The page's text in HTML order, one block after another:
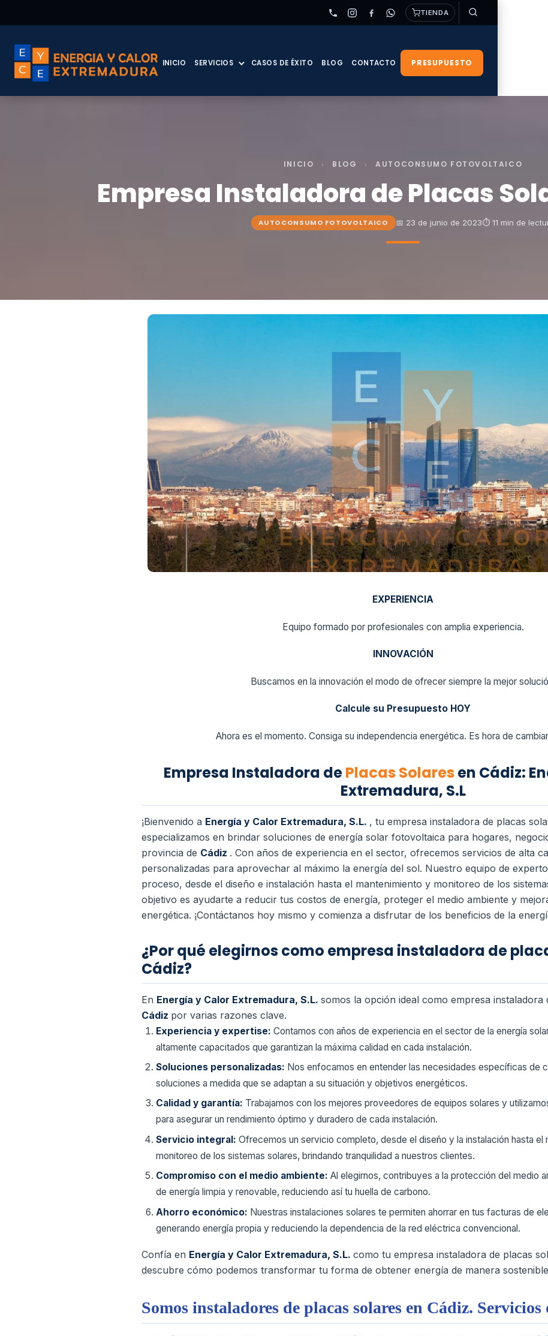
TIENDA
INICIO SERVICIOS CASOS DE ÉXITO BLOG CONTACTO PRESUPUESTO
INICIO › BLOG › AUTOCONSUMO FOTOVOLTAICO
Empresa Instaladora de Placas
AUTOCONSUMO FOTOVOLTAICO 📅 23 de junio de 2023⏱ 11 min de
EXPERIENCIA
Equipo formado por profesionales con amplia experiencia.
INNOVACIÓN
Buscamos en la innovación el modo de ofrecer siempre la mejor
Calcule su Presupuesto HOY
Ahora es el momento. Consiga su independencia energética. Es hora de
Empresa Instaladora dePlacas Solares en Cádiz:
Extremadura, S.L
¡Bienvenido a Energía y Calor Extremadura, S.L. , tu empresa instaladora de placas
especializamos en brindar soluciones de energía solar fotovoltaica para hogares,
provincia de Cádiz . Con años de experiencia en el sector, ofrecemos servicios de alta
personalizadas para aprovechar al máximo la energía del sol. Nuestro equipo de
proceso, desde el diseño e instalación hasta el mantenimiento y monitoreo de los
objetivo es ayudarte a reducir tus costos de energía, proteger el medio ambiente y
energética. ¡Contáctanos hoy mismo y comienza a disfrutar de los beneficios de la
¿Por qué elegirnos como empresa instaladora de
Cádiz?
En Energía y Calor Extremadura, S.L. somos la opción ideal como empresa instaladora
Cádiz por varias razones clave.
Experiencia y expertise: Contamos con años de experiencia en el sector de la energía
altamente capacitados que garantizan la máxima calidad en cada instalación.
Soluciones personalizadas: Nos enfocamos en entender las necesidades específicas de
soluciones a medida que se adaptan a su situación y objetivos energéticos.
Calidad y garantía: Trabajamos con los mejores proveedores de equipos solares y
para asegurar un rendimiento óptimo y duradero de cada instalación.
Servicio integral: Ofrecemos un servicio completo, desde el diseño y la instalación hasta el
monitoreo de los sistemas solares, brindando tranquilidad a nuestros clientes.
Compromiso con el medio ambiente: Al elegirnos, contribuyes a la protección del medio
de energía limpia y renovable, reduciendo así tu huella de carbono.
Ahorro económico: Nuestras instalaciones solares te permiten ahorrar en tus facturas de
generando energía propia y reduciendo la dependencia de la red eléctrica convencional.
Confía en Energía y Calor Extremadura, S.L. como tu empresa instaladora de placas
descubre cómo podemos transformar tu forma de obtener energía de manera
Somos instaladores de placas solares en Cádiz. Servicios